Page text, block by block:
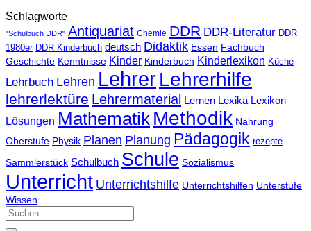
Schlagworte
"Schulbuch DDR" Antiquariat Chemie DDR DDR-Literatur DDR
1980er DDR Kinderbuch deutsch Didaktik Essen Fachbuch
Geschichte Kenntnisse Kinder Kinderbuch Kinderlexikon Küche
Lehrbuch Lehren LehrerLehrerhilfe
lehrerlektüre Lehrermaterial Lernen Lexika Lexikon
Lösungen Mathematik Methodik Nahrung
Oberstufe Physik Planen Planung Pädagogik rezepte
Sammlerstück Schulbuch Schule Sozialismus
Unterricht Unterrichtshilfe Unterrichtshilfen Unterstufe
Wissen
Suchen
nach: